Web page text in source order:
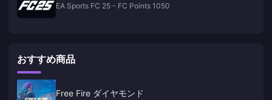
EA Sports FC 25 - FC Points 1050
おすすめ商品
Free Fire ダイヤモンド